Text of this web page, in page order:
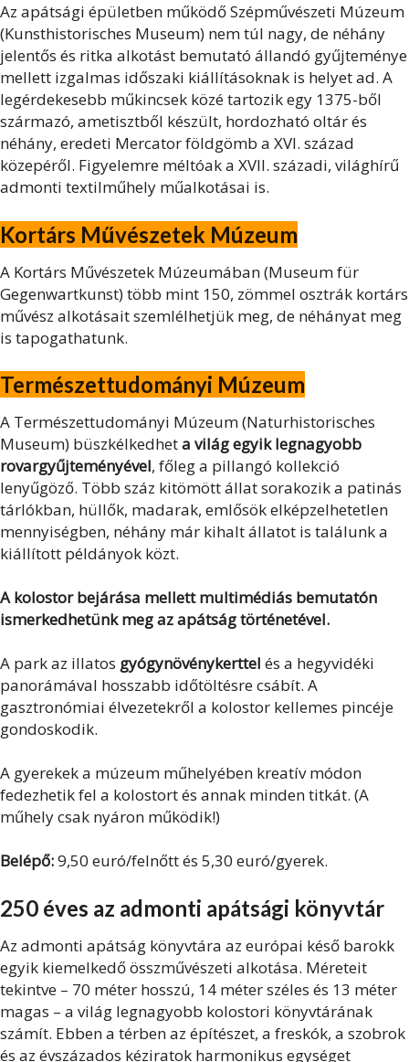
Az apátsági épületben működő Szépművészeti Múzeum
(Kunsthistorisches Museum) nem túl nagy, de néhány
jelentős és ritka alkotást bemutató állandó gyűjteménye
mellett izgalmas időszaki kiállításoknak is helyet ad. A
legérdekesebb műkincsek közé tartozik egy 1375-ből
származó, ametisztből készült, hordozható oltár és
néhány, eredeti Mercator földgömb a XVI. század
közepéről. Figyelemre méltóak a XVII. századi, világhírű
admonti textilműhely műalkotásai is.
Kortárs Művészetek Múzeum
A Kortárs Művészetek Múzeumában (Museum für
Gegenwartkunst) több mint 150, zömmel osztrák kortárs
művész alkotásait szemlélhetjük meg, de néhányat meg
is tapogathatunk.
Természettudományi Múzeum
A Természettudományi Múzeum (Naturhistorisches
Museum) büszkélkedheta világ egyik legnagyobb
rovargyűjteményével, főleg a pillangó kollekció
lenyűgöző. Több száz kitömött állat sorakozik a patinás
tárlókban, hüllők, madarak, emlősök elképzelhetetlen
mennyiségben, néhány már kihalt állatot is találunk a
kiállított példányok közt.
A kolostor bejárása mellett multimédiás bemutatón
ismerkedhetünk meg az apátság történetével.
A park az illatos gyógynövénykerttel és a hegyvidéki
panorámával hosszabb időtöltésre csábít. A
gasztronómiai élvezetekről a kolostor kellemes pincéje
gondoskodik.
A gyerekek a múzeum műhelyében kreatív módon
fedezhetik fel a kolostort és annak minden titkát. (A
műhely csak nyáron működik!)
Belépő:9,50 euró/felnőtt és 5,30 euró/gyerek.
250 éves az admonti apátsági könyvtár
Az admonti apátság könyvtára az európai késő barokk
egyik kiemelkedő összművészeti alkotása. Méreteit
tekintve – 70 méter hosszú, 14 méter széles és 13 méter
magas – a világ legnagyobb kolostori könyvtárának
számít. Ebben a térben az építészet, a freskók, a szobrok
és az évszázados kéziratok harmonikus egységet